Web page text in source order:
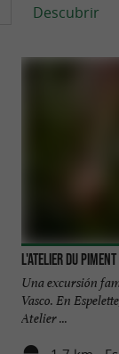
Descubrir
L'Atelier du Piment
Una excursión
Vasco. En
Atelier ...